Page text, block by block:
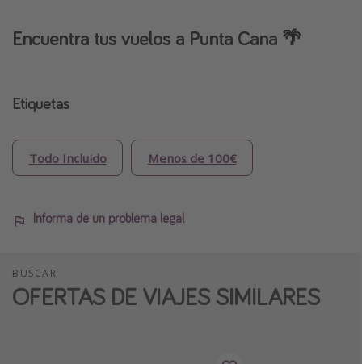
Encuentra tus vuelos a Punta Cana 🌴
Etiquetas
Todo Incluido Menos de 100€
Informa de un problema legal
BUSCAR
OFERTAS DE VIAJES SIMILARES